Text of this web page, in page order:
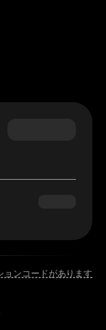
ョンコードがあります